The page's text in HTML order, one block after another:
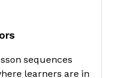
sequences
learners are in